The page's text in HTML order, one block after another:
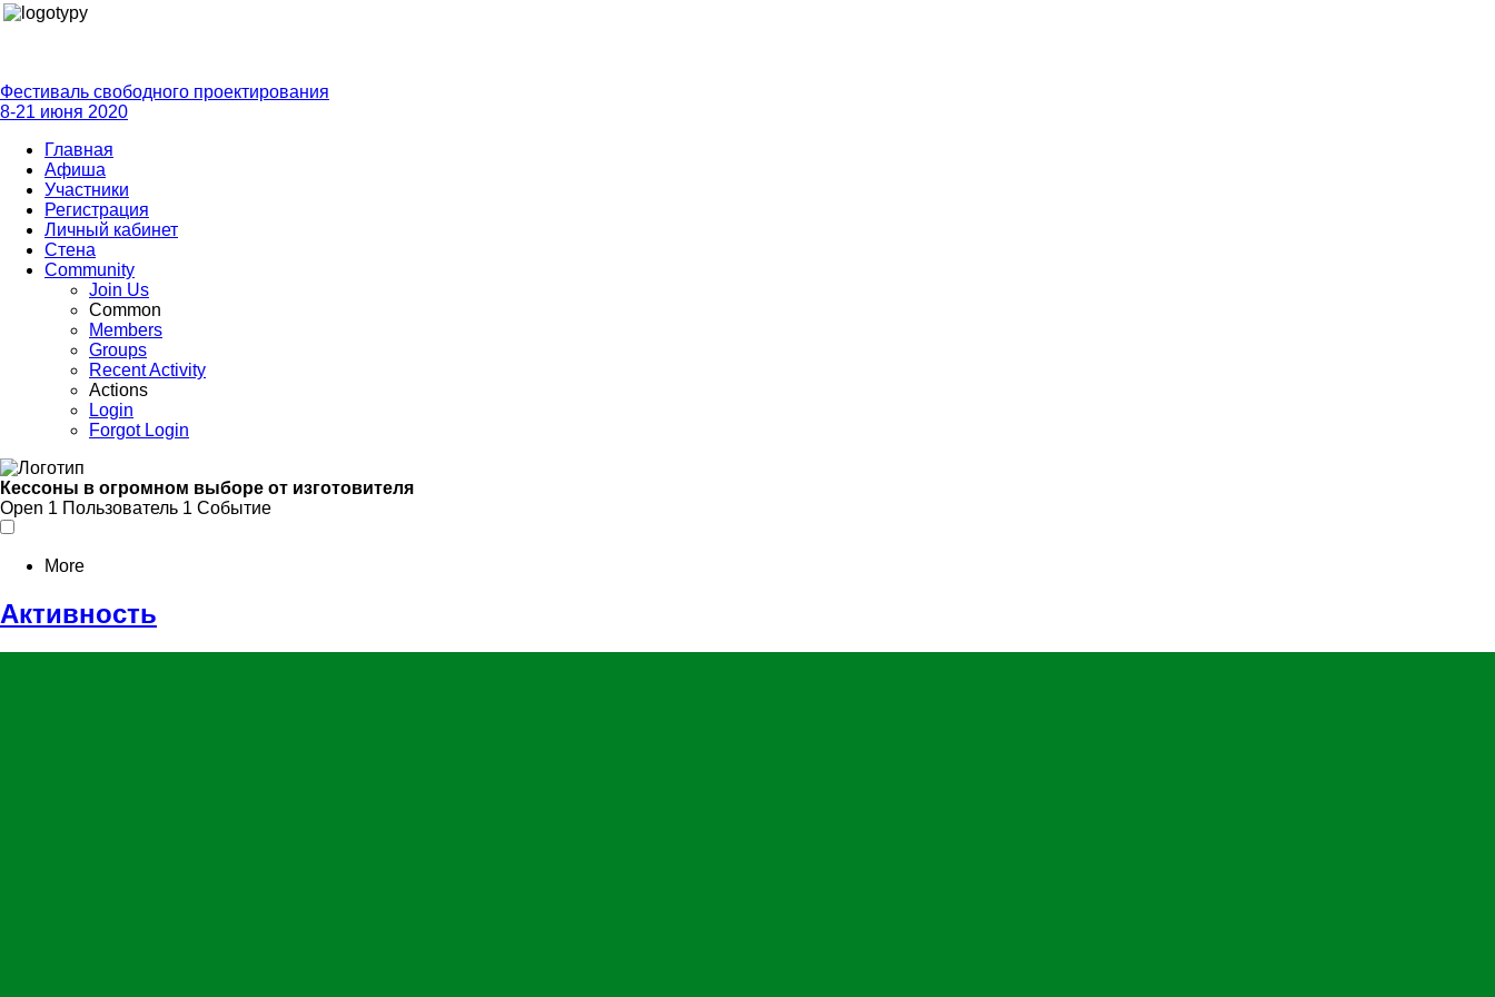
Фестиваль свободного проектирования
8-21 июня 2020
Главная
Афиша
Участники
Регистрация
Личный кабинет
Стена
Community
Join Us
Common
Members
Groups
Recent Activity
Actions
Login
Forgot Login
Кессоны в огромном выборе от изготовителя
Open 1 Пользователь 1 Событие
More
Активность